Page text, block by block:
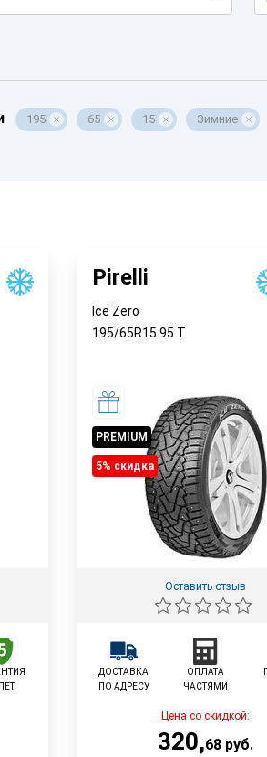
195 65 15 Зимние
Pirelli
Ice Zero
195/65R15 95 T
PREMIUM
5% cкидка
Оставить отзыв
ДОСТАВКА
ПО АДРЕСУ
ОПЛАТА
ЧАСТЯМИ
Цена со скидкой:
320,68руб.